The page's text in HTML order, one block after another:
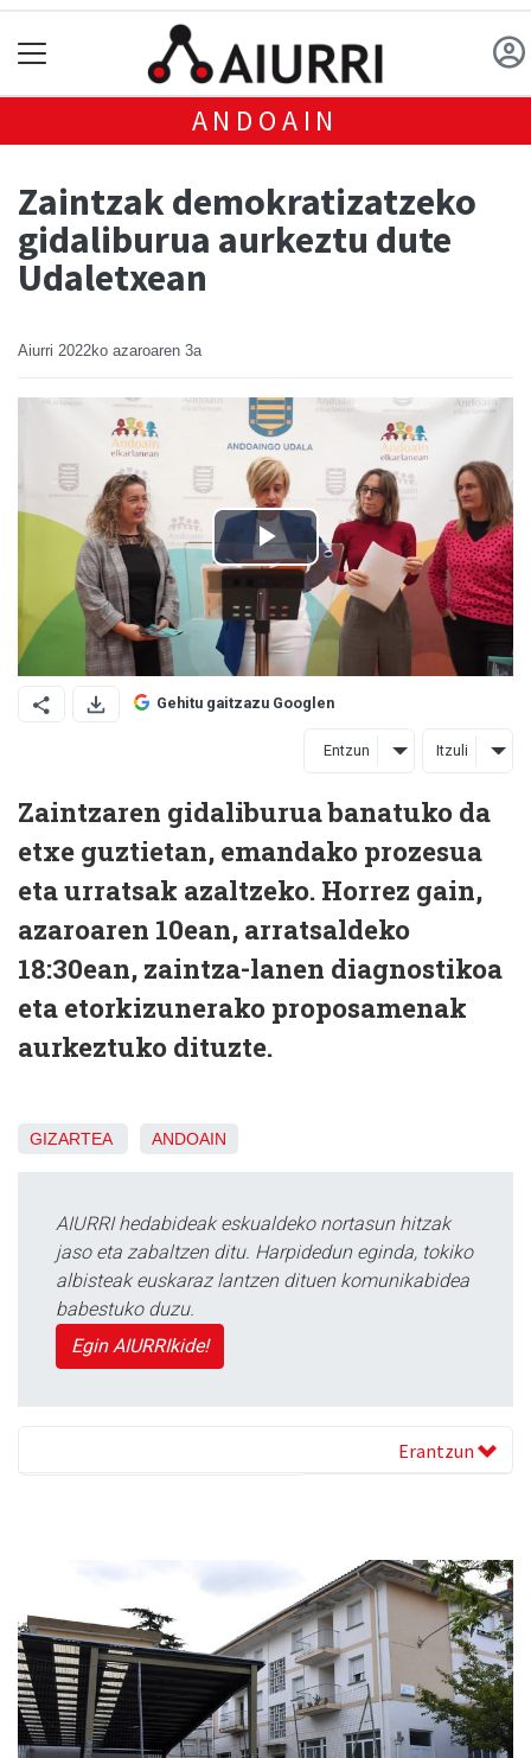
ANDOAIN
Zaintzak demokratizatzeko
gidaliburua aurkeztu dute
Udaletxean
Aiurri 2022ko azaroaren 3a
Gehitu gaitzazu Googlen
Entzun Itzuli
Zaintzaren gidaliburua banatuko da
etxe guztietan, emandako prozesua
eta urratsak azaltzeko. Horrez gain,
azaroaren 10ean, arratsaldeko
18:30ean, zaintza-lanen diagnostikoa
eta etorkizunerako proposamenak
aurkeztuko dituzte.
GIZARTEA ANDOAIN
AIURRI hedabideak eskualdeko nortasun hitzak
jaso eta zabaltzen ditu. Harpidedun eginda, tokiko
albisteak euskaraz lantzen dituen komunikabidea
babestuko duzu.
Egin AIURRIkide!
Erantzun